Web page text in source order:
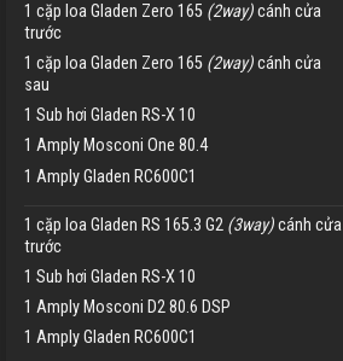
1 cặp loa Gladen Zero 165 (2way)cánh cửa
trước
1 cặp loa Gladen Zero 165 (2way)cánh cửa
sau
1 Sub hơi Gladen RS-X 10
1 Amply Mosconi One 80.4
1 Amply Gladen RC600C1
1 cặp loa Gladen RS 165.3 G2 (3way)cánh cửa
trước
1 Sub hơi Gladen RS-X 10
1 Amply Mosconi D2 80.6 DSP
1 Amply Gladen RC600C1